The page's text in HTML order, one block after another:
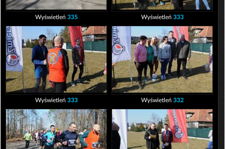
Wyświetleń 335 Wyświetleń 333
Wyświetleń 333 Wyświetleń 332